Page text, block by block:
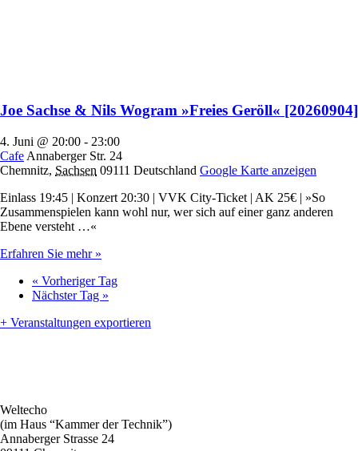
Joe Sachse & Nils Wogram »Freies Geröll« [20260904]
4. Juni @ 20:00 - 23:00
Cafe Annaberger Str. 24
Chemnitz, Sachsen 09111 Deutschland Google Karte anzeigen
Einlass 19:45 | Konzert 20:30 | VVK City-Ticket | AK 25€ | »So
Zusammenspielen kann wohl nur, wer sich auf einer ganz anderen
Ebene versteht …«
Erfahren Sie mehr »
« Vorheriger Tag
Nächster Tag »
+ Veranstaltungen exportieren
Weltecho
(im Haus “Kammer der Technik”)
Annaberger Strasse 24